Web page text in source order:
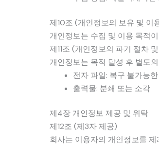
제10조 (개인정보의 보유 및 이
개인정보는 수집 및 이용 목적
제11조 (개인정보의 파기 절차
개인정보는 목적 달성 후 별도
전자 파일: 복구 불가능
출력물: 분쇄 또는 소각
제4장 개인정보 제공 및 위탁
제12조 (제3자 제공)
회사는 이용자의 개인정보를